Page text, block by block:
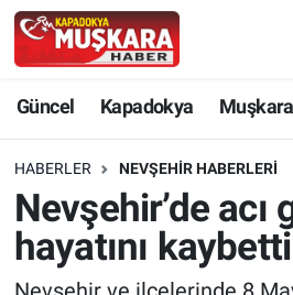
Güncel Kapadokya
HABERLER NEVŞEHIR HABERLERI
Nevşehir’de acı
hayatını kaybetti
Güncel
SEÇİM
Muşkara Özel
Nevşehir Hava Durumu
Nevşehir Trafik Yoğunluk
Süper Lig Puan Durumu ve